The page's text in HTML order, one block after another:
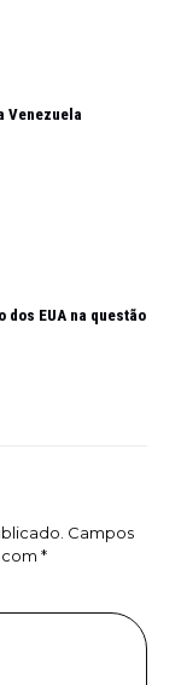
Venezuela
EUA na questão
Campos
*